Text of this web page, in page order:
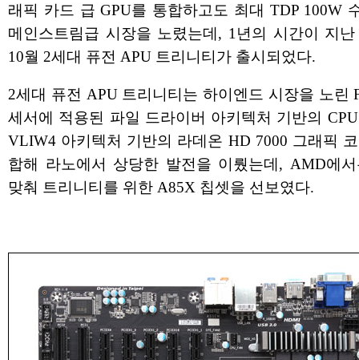
래픽 카드 급 GPU를 통합하고도 최대 TDP 100W
메인스트림급 시장을 노렸는데, 1년의 시간이 지난
10월 2세대 퓨전 APU 트리니티가 출시되었다.
2세대 퓨전 APU 트리니티는 하이엔드 시장을 노린
세서에 적용된 파일 드라이버 아키텍처 기반의
VLIW4 아키텍처 기반의 라데온 HD 7000 그래픽
합해 라노에서 상당한 발전을 이뤘는데, AMD에
맞춰 트리니티를 위한 A85X 칩셋을 선보였다.